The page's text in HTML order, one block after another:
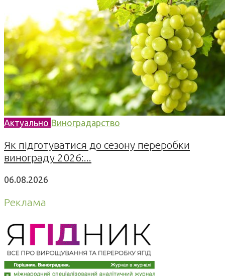
Актуально Виноградарство
Як підготуватися до сезону переробки
винограду 2026:...
06.08.2026
Реклама